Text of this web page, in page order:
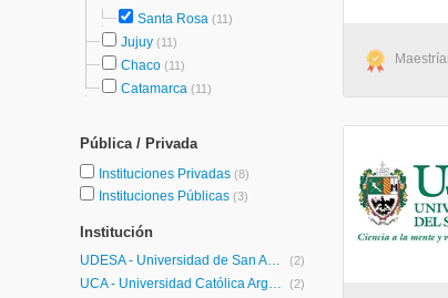
Santa Rosa (11)
Jujuy (11)
Chaco (11)
Catamarca (11)
Pública / Privada
Instituciones Privadas (8)
Instituciones Públicas (3)
Institución
UDESA - Universidad de San Andrés (2)
UCA - Universidad Católica Argentina (2)